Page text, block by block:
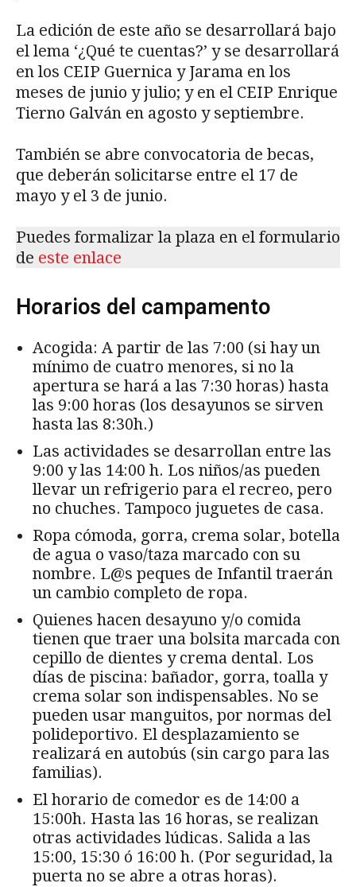
La edición de este año se desarrollará bajo
el lema ‘¿Qué te cuentas?’ y se desarrollará
en los CEIP Guernica y Jarama en los
meses de junio y julio; y en el CEIP Enrique
Tierno Galván en agosto y septiembre.
También se abre convocatoria de becas,
que deberán solicitarse entre el 17 de
mayo y el 3 de junio.
Puedes formalizar la plaza en el formulario
de este enlace
Horarios del campamento
Acogida: A partir de las 7:00 (si hay un
mínimo de cuatro menores, si no la
apertura se hará a las 7:30 horas) hasta
las 9:00 horas (los desayunos se sirven
hasta las 8:30h.)
Las actividades se desarrollan entre las
9:00 y las 14:00 h. Los niños/as pueden
llevar un refrigerio para el recreo, pero
no chuches. Tampoco juguetes de casa.
Ropa cómoda, gorra, crema solar, botella
de agua o vaso/taza marcado con su
nombre. L@s peques de Infantil traerán
un cambio completo de ropa.
Quienes hacen desayuno y/o comida
tienen que traer una bolsita marcada con
cepillo de dientes y crema dental. Los
días de piscina: bañador, gorra, toalla y
crema solar son indispensables. No se
pueden usar manguitos, por normas del
polideportivo. El desplazamiento se
realizará en autobús (sin cargo para las
familias).
El horario de comedor es de 14:00 a
15:00h. Hasta las 16 horas, se realizan
otras actividades lúdicas. Salida a las
15:00, 15:30 ó 16:00 h. (Por seguridad, la
puerta no se abre a otras horas).